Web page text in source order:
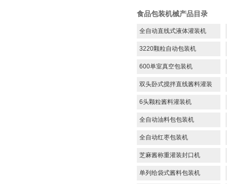
食品包装机械产品目录
全自动直线式液体灌装机
3220颗粒自动包装机
600单室真空包装机
双头卧式搅拌直线酱料灌装
6头颗粒酱料灌装机
全自动油料包包装机
全自动红枣包装机
芝麻酱称重灌装封口机
单列给袋式酱料包装机